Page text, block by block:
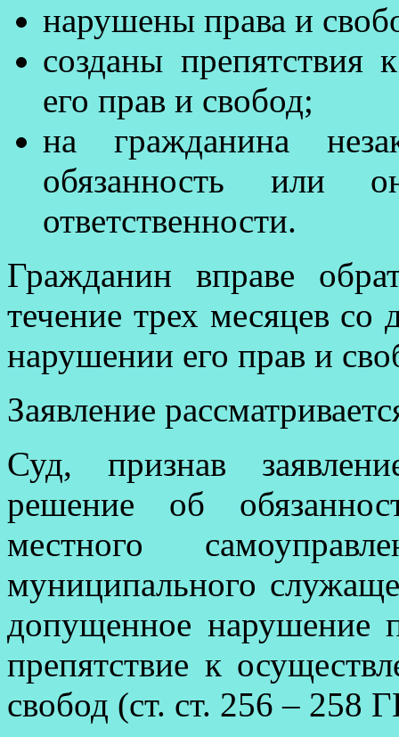
нарушены права и
созданы препятствия
его прав и свобод;
на гражданина
обязанность или
ответственности.
Гражданин вправе
течение трех месяцев со
нарушении его прав и
Заявление
Суд, признав
решение об
местного
муниципального
допущенное нарушение
препятствие к
свобод (ст. ст. 256 – 258